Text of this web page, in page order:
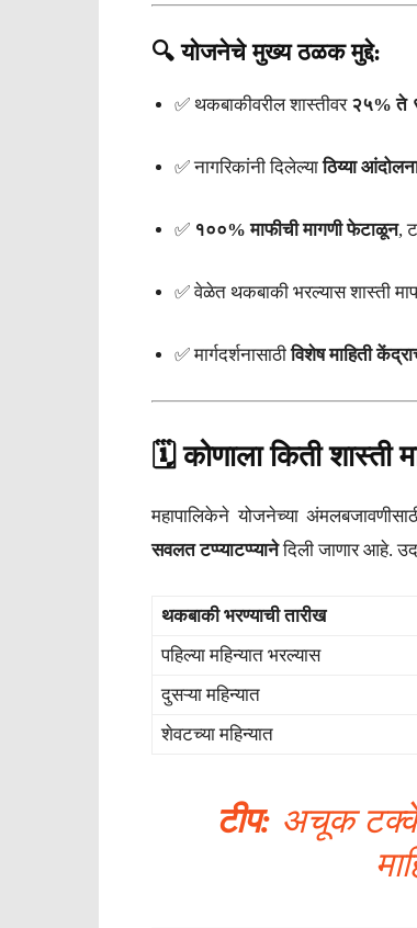
🔍 योजनेचे मुख्य ठळक मुद्दे:
✅ थकबाकीवरील शास्तीवर २५% ते
✅ नागरिकांनी दिलेल्याठिय्या
✅ १००% माफीची मागणी फेटाळून,
✅ वेळेत थकबाकी भरल्यास शास्ती
✅ मार्गदर्शनासाठीविशेष माहिती
🗓️ कोणाला किती शास्ती
महापालिकेने योजनेच्या
सवलत टप्प्याटप्प्यानेदिली जाणार आहे.
थकबाकी भरण्याची तारीख
पहिल्या महिन्यात भरल्यास
दुसऱ्या महिन्यात
शेवटच्या महिन्यात
टीप: अचूक